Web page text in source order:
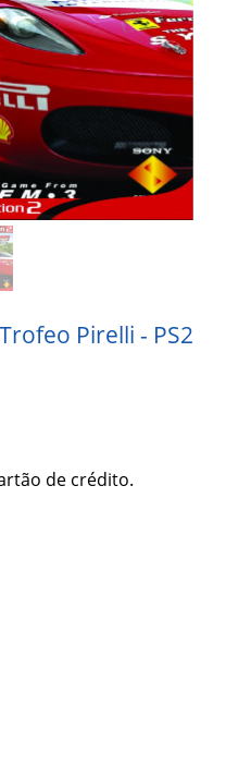
Pirelli - PS2
de crédito.